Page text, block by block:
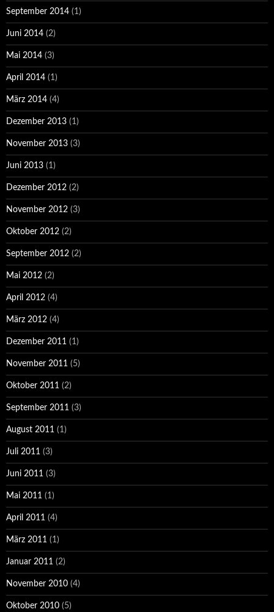
September 2014 (1)
Juni 2014 (2)
Mai 2014 (3)
April 2014 (1)
März 2014 (4)
Dezember 2013 (1)
November 2013 (3)
Juni 2013 (1)
Dezember 2012 (2)
November 2012 (3)
Oktober 2012 (2)
September 2012 (2)
Mai 2012 (2)
April 2012 (4)
März 2012 (4)
Dezember 2011 (1)
November 2011 (5)
Oktober 2011 (2)
September 2011 (3)
August 2011 (1)
Juli 2011 (3)
Juni 2011 (3)
Mai 2011 (1)
April 2011 (4)
März 2011 (1)
Januar 2011 (2)
November 2010 (4)
Oktober 2010 (5)